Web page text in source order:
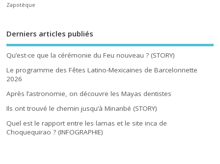
Zapotèque
Derniers articles publiés
Qu’est-ce que la cérémonie du Feu nouveau ? (STORY)
Le programme des Fêtes Latino-Mexicaines de Barcelonnette
2026
Après l’astronomie, on découvre les Mayas dentistes
Ils ont trouvé le chemin jusqu’à Minanbé (STORY)
Quel est le rapport entre les lamas et le site inca de
Choquequirao ? (INFOGRAPHIE)